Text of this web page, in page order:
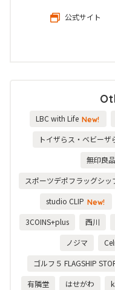
公式サイト
LBC with Life New!
トイザらス・ベビーザ
無印良
スポーツデポフラッグシッ
studio CLIP New!
3COINS+plus
西川
ノジマ
ゴルフ５ FLAGSHIP
有隣堂
はせがわ